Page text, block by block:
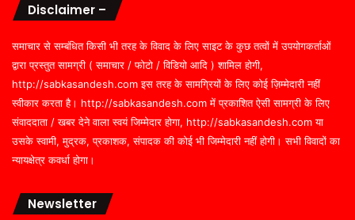
Disclaimer –
समाचार से सम्बंधित किसी भी तरह के विवाद के लिए साइट के कुछ तत्वों में उपयोगकर्ताओं
द्वारा प्रस्तुत सामग्री ( समाचार / फोटो / विडियो आदि ) शामिल होगी,
http://sabkasandesh.com इस तरह के सामग्रियों के लिए कोई ज़िम्मेदारी नहीं
स्वीकार करता है। http://sabkasandesh.com में प्रकाशित ऐसी सामग्री के लिए
संवाददाता / खबर देने वाला स्वयं जिम्मेदार होगा, http://sabkasandesh.com या
उसके स्वामी, मुद्रक, प्रकाशक, संपादक की कोई भी जिम्मेदारी नहीं होगी। सभी विवादों का
न्यायक्षेत्र कवर्धा होगा।
Newsletter